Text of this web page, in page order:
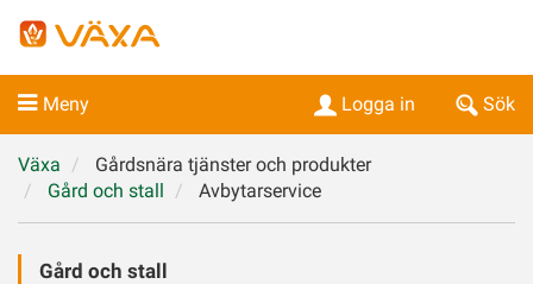
Meny Sök
Logga in
Växa
Gårdsnära tjänster och produkter
Gård och stall
Avbytarservice
Gård och stall